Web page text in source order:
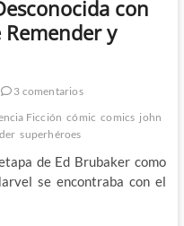
con
y
3 comentarios
Ficción cómic comics john
superhéroes
de Ed Brubaker como
se encontraba con el